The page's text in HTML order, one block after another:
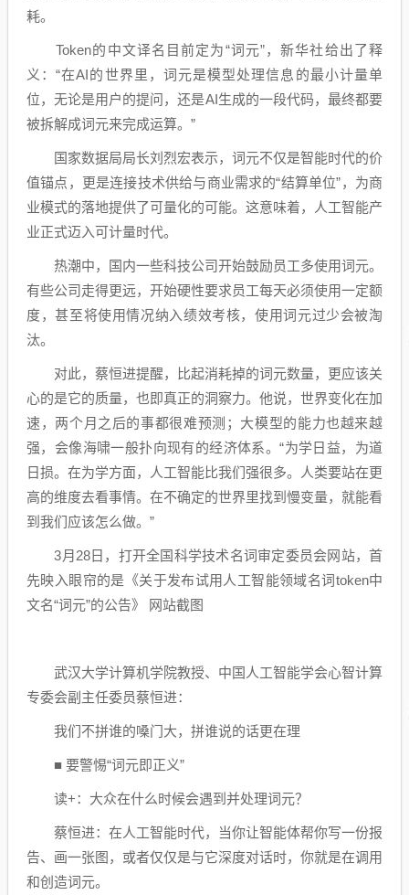
耗。
Token的中文译名目前定为“词元”，新华社给出了释
义：“在AI的世界里，词元是模型处理信息的最小计量单
位，无论是用户的提问，还是AI生成的一段代码，最终都要
被拆解成词元来完成运算。”
国家数据局局长刘烈宏表示，词元不仅是智能时代的价
值锚点，更是连接技术供给与商业需求的“结算单位”，为商
业模式的落地提供了可量化的可能。这意味着，人工智能产
业正式迈入可计量时代。
热潮中，国内一些科技公司开始鼓励员工多使用词元。
有些公司走得更远，开始硬性要求员工每天必须使用一定额
度，甚至将使用情况纳入绩效考核，使用词元过少会被淘
汰。
对此，蔡恒进提醒，比起消耗掉的词元数量，更应该关
心的是它的质量，也即真正的洞察力。他说，世界变化在加
速，两个月之后的事都很难预测；大模型的能力也越来越
强，会像海啸一般扑向现有的经济体系。“为学日益，为道
日损。在为学方面，人工智能比我们强很多。人类要站在更
高的维度去看事情。在不确定的世界里找到慢变量，就能看
到我们应该怎么做。”
3月28日，打开全国科学技术名词审定委员会网站，首
先映入眼帘的是《关于发布试用人工智能领域名词token中
文名“词元”的公告》 网站截图
武汉大学计算机学院教授、中国人工智能学会心智计算
专委会副主任委员蔡恒进：
我们不拼谁的嗓门大，拼谁说的话更在理
■ 要警惕“词元即正义”
读+：大众在什么时候会遇到并处理词元？
蔡恒进：在人工智能时代，当你让智能体帮你写一份报
告、画一张图，或者仅仅是与它深度对话时，你就是在调用
和创造词元。